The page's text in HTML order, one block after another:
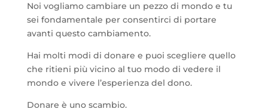
Noi vogliamo cambiare un pezzo di mondo e tu
sei fondamentale per consentirci di portare
avanti questo cambiamento.
Hai molti modi di donare e puoi scegliere quello
che ritieni più vicino al tuo modo di vedere il
mondo e vivere l’esperienza del dono.
Donare è uno scambio.